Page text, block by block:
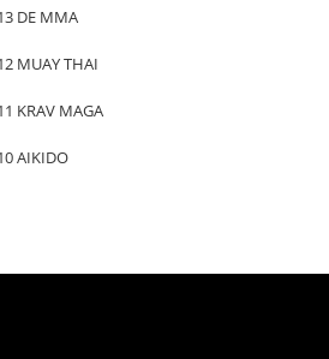
DE MMA
MUAY THAI
KRAV MAGA
AIKIDO